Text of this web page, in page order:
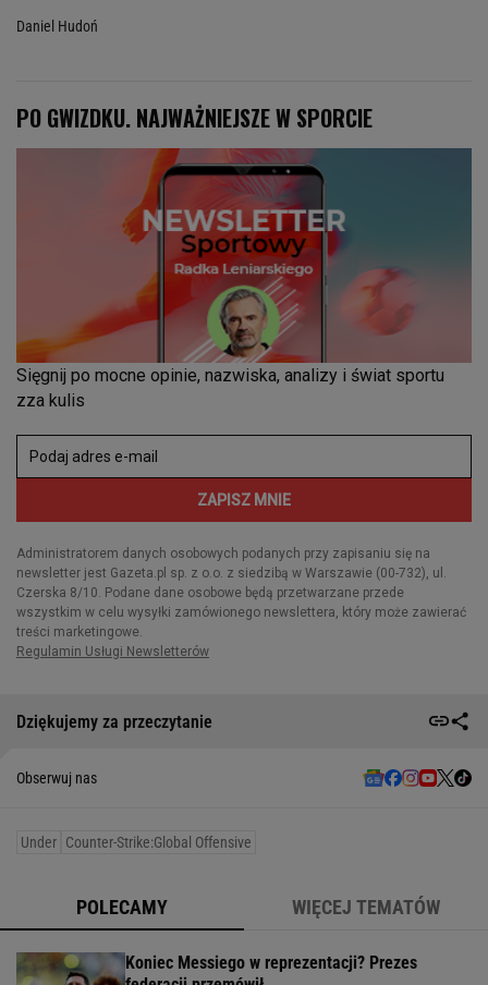
Daniel Hudoń
Dziękujemy za przeczytanie
Obserwuj nas
Under Counter-Strike:Global Offensive
POLECAMY WIĘCEJ TEMATÓW
Koniec Messiego w reprezentacji? Prezes